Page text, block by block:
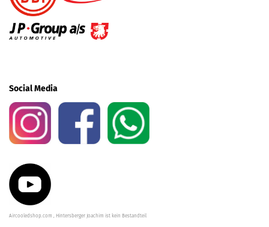
Social Media
Aircooledshop.com , Hintersberger Joachim ist kein Bestandteil